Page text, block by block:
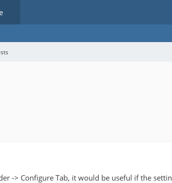
-> Configure Tab, it would be useful if the